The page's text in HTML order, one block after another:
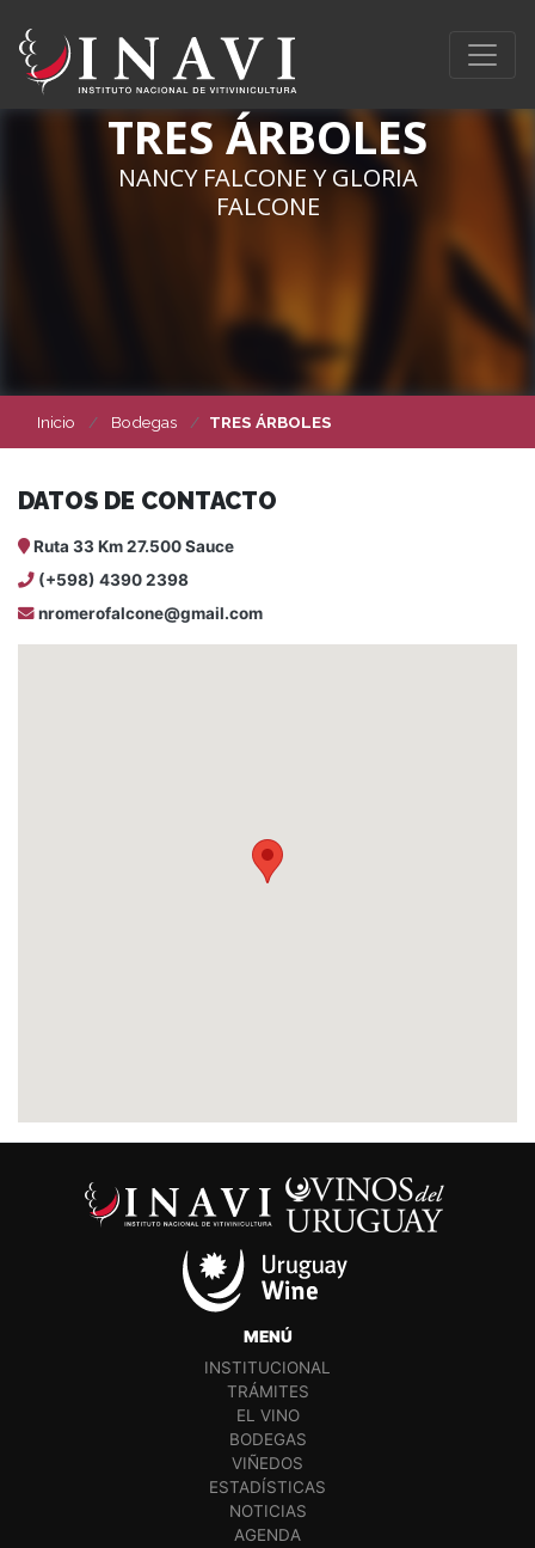
TRES ÁRBOLES
NANCY FALCONE Y GLORIA
FALCONE
Inicio Bodegas TRES ÁRBOLES
DATOS DE CONTACTO
Ruta 33 Km 27.500 Sauce
(+598) 4390 2398
nromerofalcone@gmail.com
MENÚ
INSTITUCIONAL
TRÁMITES
EL VINO
BODEGAS
VIÑEDOS
ESTADÍSTICAS
NOTICIAS
AGENDA